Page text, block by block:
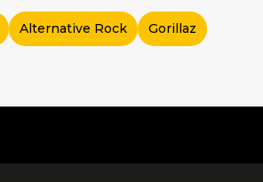
Alternative Rock Gorillaz